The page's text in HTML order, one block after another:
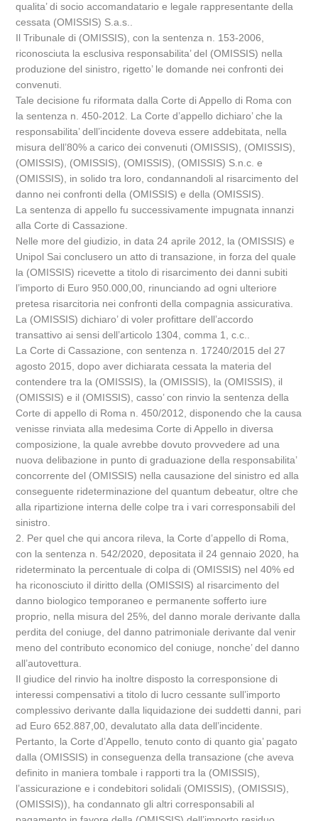
qualita’ di socio accomandatario e legale rappresentante della
cessata (OMISSIS) S.a.s..
Il Tribunale di (OMISSIS), con la sentenza n. 153-2006,
riconosciuta la esclusiva responsabilita’ del (OMISSIS) nella
produzione del sinistro, rigetto’ le domande nei confronti dei
convenuti.
Tale decisione fu riformata dalla Corte di Appello di Roma con
la sentenza n. 450-2012. La Corte d’appello dichiaro’ che la
responsabilita’ dell’incidente doveva essere addebitata, nella
misura dell’80% a carico dei convenuti (OMISSIS), (OMISSIS),
(OMISSIS), (OMISSIS), (OMISSIS), (OMISSIS) S.n.c. e
(OMISSIS), in solido tra loro, condannandoli al risarcimento del
danno nei confronti della (OMISSIS) e della (OMISSIS).
La sentenza di appello fu successivamente impugnata innanzi
alla Corte di Cassazione.
Nelle more del giudizio, in data 24 aprile 2012, la (OMISSIS) e
Unipol Sai conclusero un atto di transazione, in forza del quale
la (OMISSIS) ricevette a titolo di risarcimento dei danni subiti
l’importo di Euro 950.000,00, rinunciando ad ogni ulteriore
pretesa risarcitoria nei confronti della compagnia assicurativa.
La (OMISSIS) dichiaro’ di voler profittare dell’accordo
transattivo ai sensi dell’articolo 1304, comma 1, c.c..
La Corte di Cassazione, con sentenza n. 17240/2015 del 27
agosto 2015, dopo aver dichiarata cessata la materia del
contendere tra la (OMISSIS), la (OMISSIS), la (OMISSIS), il
(OMISSIS) e il (OMISSIS), casso’ con rinvio la sentenza della
Corte di appello di Roma n. 450/2012, disponendo che la causa
venisse rinviata alla medesima Corte di Appello in diversa
composizione, la quale avrebbe dovuto provvedere ad una
nuova delibazione in punto di graduazione della responsabilita’
concorrente del (OMISSIS) nella causazione del sinistro ed alla
conseguente rideterminazione del quantum debeatur, oltre che
alla ripartizione interna delle colpe tra i vari corresponsabili del
sinistro.
2. Per quel che qui ancora rileva, la Corte d’appello di Roma,
con la sentenza n. 542/2020, depositata il 24 gennaio 2020, ha
rideterminato la percentuale di colpa di (OMISSIS) nel 40% ed
ha riconosciuto il diritto della (OMISSIS) al risarcimento del
danno biologico temporaneo e permanente sofferto iure
proprio, nella misura del 25%, del danno morale derivante dalla
perdita del coniuge, del danno patrimoniale derivante dal venir
meno del contributo economico del coniuge, nonche’ del danno
all’autovettura.
Il giudice del rinvio ha inoltre disposto la corresponsione di
interessi compensativi a titolo di lucro cessante sull’importo
complessivo derivante dalla liquidazione dei suddetti danni, pari
ad Euro 652.887,00, devalutato alla data dell’incidente.
Pertanto, la Corte d’Appello, tenuto conto di quanto gia’ pagato
dalla (OMISSIS) in conseguenza della transazione (che aveva
definito in maniera tombale i rapporti tra la (OMISSIS),
l’assicurazione e i condebitori solidali (OMISSIS), (OMISSIS),
(OMISSIS)), ha condannato gli altri corresponsabili al